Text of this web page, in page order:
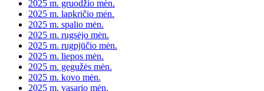
2025 m. gruodžio mėn.
2025 m. lapkričio mėn.
2025 m. spalio mėn.
2025 m. rugsėjo mėn.
2025 m. rugpjūčio mėn.
2025 m. liepos mėn.
2025 m. gegužės mėn.
2025 m. kovo mėn.
2025 m. vasario mėn.